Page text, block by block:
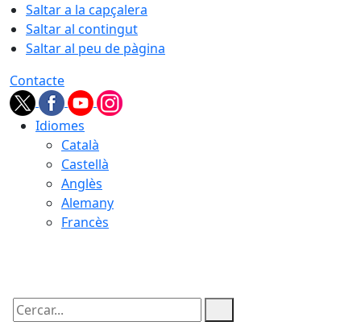
Saltar a la capçalera
Saltar al contingut
Saltar al peu de pàgina
Contacte
Idiomes
Català
Castellà
Anglès
Alemany
Francès
Cercar: